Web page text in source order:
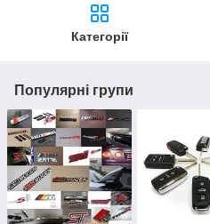
Категорії
Популярні групи